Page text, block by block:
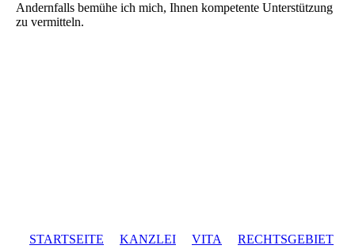
Andernfalls bemühe ich mich, Ihnen kompetente Unterstützung
zu vermitteln.
STARTSEITE KANZLEI VITA RECHTSGEBIET